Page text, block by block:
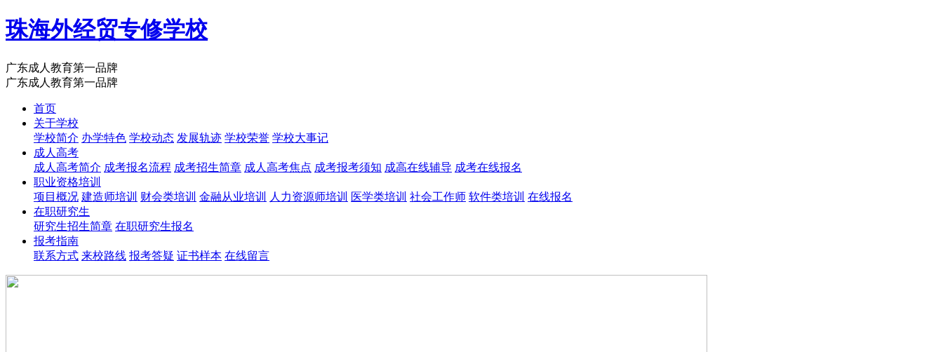
珠海外经贸专修学校
广东成人教育第一品牌
广东成人教育第一品牌
首页
关于学校
学校简介 办学特色 学校动态 发展轨迹 学校荣誉 学校大事记
成人高考
成人高考简介 成考报名流程 成考招生简章 成人高考焦点 成考报考须知 成高在线辅导 成考在线报名
职业资格培训
项目概况 建造师培训 财会类培训 金融从业培训 人力资源师培训 医学类培训 社会工作师 软件类培训 在线报名
在职研究生
研究生招生简章 在职研究生报名
报考指南
联系方式 来校路线 报考答疑 证书样本 在线留言